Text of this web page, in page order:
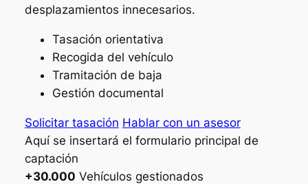
desplazamientos innecesarios.
Tasación orientativa
Recogida del vehículo
Tramitación de baja
Gestión documental
Solicitar tasación Hablar con un asesor
Aquí se insertará el formulario principal de
captación
+30.000 Vehículos gestionados